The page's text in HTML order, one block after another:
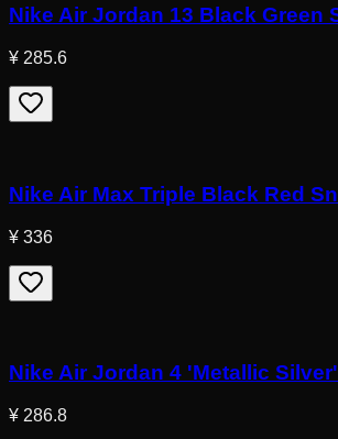
Nike Air Jordan 13 Black Green
¥ 285.6
Nike Air Max Triple Black Red
¥ 336
Nike Air Jordan 4 'Metallic
¥ 286.8